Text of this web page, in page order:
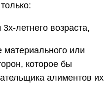
летнего возраста,
или
которое бы
алиментов их